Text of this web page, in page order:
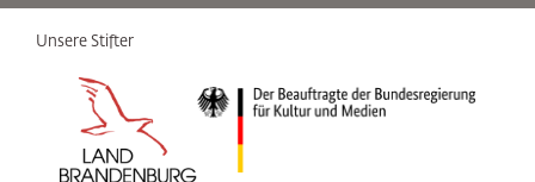
Unsere Stifter